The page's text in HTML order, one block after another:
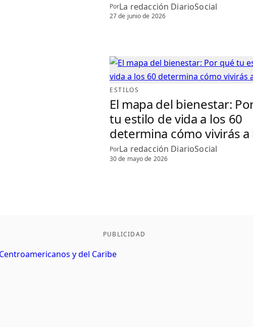
PorLa redacción DiarioSocial
27 de junio de 2026
ESTILOS
El mapa del bienestar:
tu estilo de vida a los 60
determina cómo vivirás a
PorLa redacción DiarioSocial
30 de mayo de 2026
PUBLICIDAD